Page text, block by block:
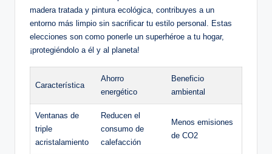
madera tratada y pintura ecológica, contribuyes a un
entorno más limpio sin sacrificar tu estilo personal. Estas
elecciones son como ponerle un superhéroe a tu hogar,
¡protegiéndolo a él y al planeta!
Característica
Ahorro
energético
Beneficio
ambiental
Ventanas de
triple
acristalamiento
Reducen el
consumo de
calefacción
Menos emisiones
de CO2